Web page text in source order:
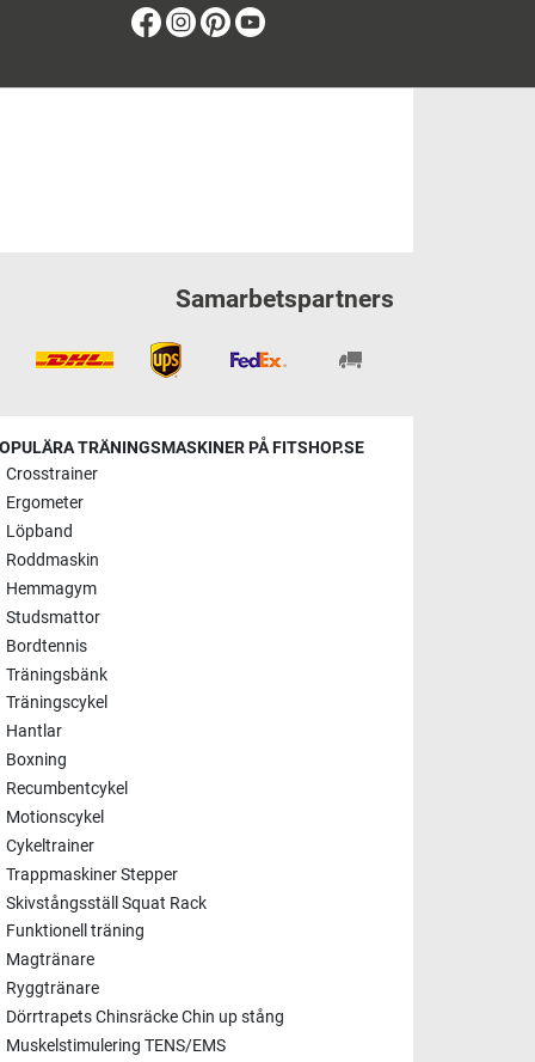
Facebook
Instagram
Pinterest
Samarbetspartners
TRÄNINGSMASKINER PÅ FITSHOP.SE
Crosstrainer
Ergometer
Löpband
Roddmaskin
Hemmagym
Studsmattor
Bordtennis
Träningsbänk
Träningscykel
Hantlar
Boxning
Recumbentcykel
Motionscykel
Cykeltrainer
Trappmaskiner Stepper
Skivstångsställ Squat Rack
Funktionell träning
Magtränare
Ryggtränare
Dörrtrapets Chinsräcke Chin up stång
Muskelstimulering TENS/EMS